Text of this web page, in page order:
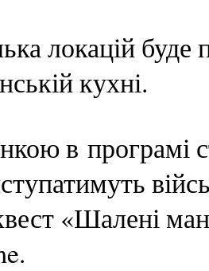
локацій буде
кухні.
в програмі
«Шалені